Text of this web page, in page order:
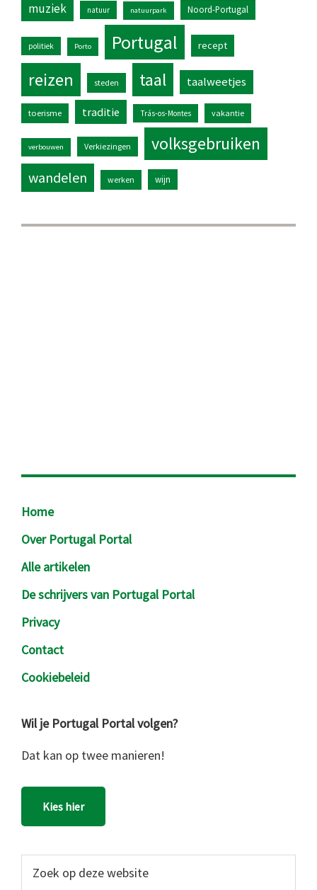
muziek natuur natuurpark Noord-Portugal
politiek Porto Portugal recept
reizen steden taal taalweetjes
toerisme traditie Trás-os-Montes vakantie
verbouwen Verkiezingen volksgebruiken
wandelen werken wijn
Footer
Home
Over Portugal Portal
Alle artikelen
De schrijvers van Portugal Portal
Privacy
Contact
Cookiebeleid
Wil je Portugal Portal volgen?
Dat kan op twee manieren!
Kies hier